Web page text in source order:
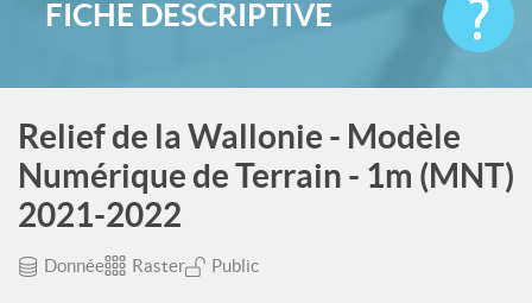
FICHE DESCRIPTIVE
Relief de la Wallonie - Modèle
Numérique de Terrain - 1m (MNT)
2021-2022
Donnée Raster Public